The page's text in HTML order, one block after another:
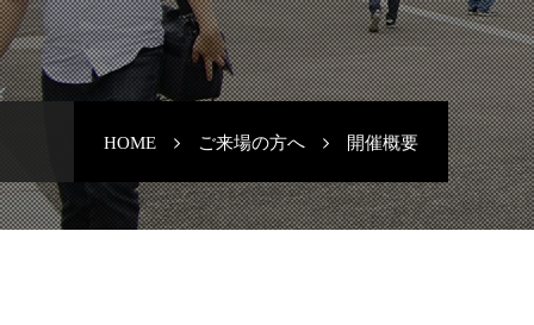
HOME ご来場の方へ 開催概要